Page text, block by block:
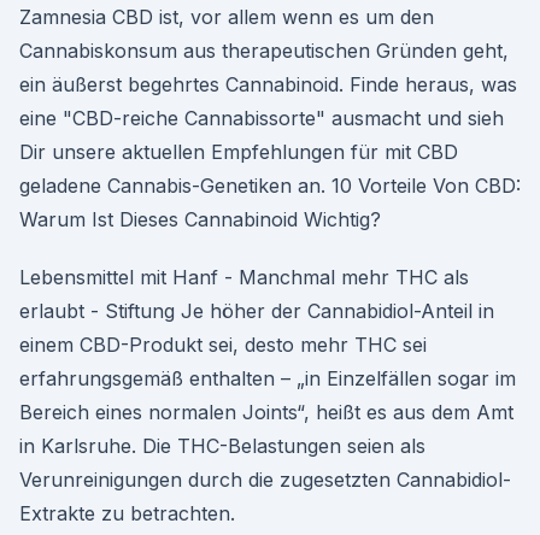
Zamnesia CBD ist, vor allem wenn es um den
Cannabiskonsum aus therapeutischen Gründen geht,
ein äußerst begehrtes Cannabinoid. Finde heraus, was
eine "CBD-reiche Cannabissorte" ausmacht und sieh
Dir unsere aktuellen Empfehlungen für mit CBD
geladene Cannabis-Genetiken an. 10 Vorteile Von CBD:
Warum Ist Dieses Cannabinoid Wichtig?
Lebensmittel mit Hanf - Manchmal mehr THC als
erlaubt - Stiftung Je höher der Cannabidiol-Anteil in
einem CBD-Produkt sei, desto mehr THC sei
erfahrungs­gemäß enthalten – „in Einzel­fällen sogar im
Bereich eines normalen Joints“, heißt es aus dem Amt
in Karls­ruhe. Die THC-Belastungen seien als
Verunreinigungen durch die zugesetzten Cannabidiol-
Extrakte zu betrachten.